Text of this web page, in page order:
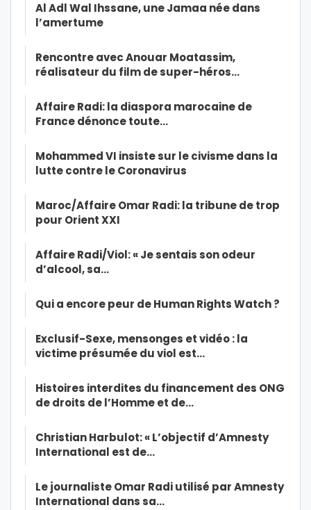
Al Adl Wal Ihssane, une Jamaa née dans
l’amertume
Rencontre avec Anouar Moatassim,
réalisateur du film de super-héros…
Affaire Radi: la diaspora marocaine de
France dénonce toute…
Mohammed VI insiste sur le civisme dans la
lutte contre le Coronavirus
Maroc/Affaire Omar Radi: la tribune de trop
pour Orient XXI
Affaire Radi/Viol: « Je sentais son odeur
d’alcool, sa…
Qui a encore peur de Human Rights Watch ?
Exclusif-Sexe, mensonges et vidéo : la
victime présumée du viol est…
Histoires interdites du financement des ONG
de droits de l’Homme et de…
Christian Harbulot: « L’objectif d’Amnesty
International est de…
Le journaliste Omar Radi utilisé par Amnesty
International dans sa…